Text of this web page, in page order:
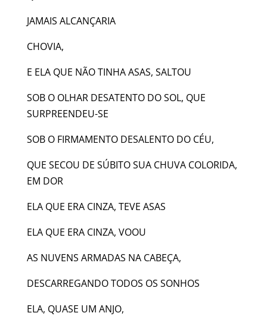
JAMAIS ALCANÇARIA
CHOVIA,
E ELA QUE NÃO TINHA ASAS, SALTOU
SOB O OLHAR DESATENTO DO SOL, QUE
SURPREENDEU-SE
SOB O FIRMAMENTO DESALENTO DO CÉU,
QUE SECOU DE SÚBITO SUA CHUVA COLORIDA,
EM DOR
ELA QUE ERA CINZA, TEVE ASAS
ELA QUE ERA CINZA, VOOU
AS NUVENS ARMADAS NA CABEÇA,
DESCARREGANDO TODOS OS SONHOS
ELA, QUASE UM ANJO,